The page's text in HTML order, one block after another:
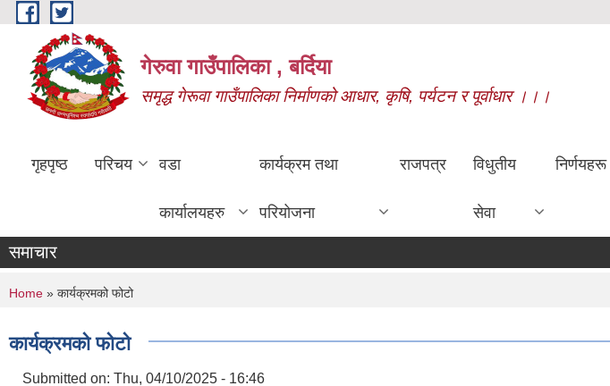
Skip to main content
गेरुवा गाउँपालिका , बर्दिया
समृद्ध गेरूवा गाउँपालिका निर्माणको आधार, कृषि, पर्यटन र पूर्वाधार ।।।
गृहपृष्ठ परिचय वडा
कार्यालयहरु
कार्यक्रम तथा
परियोजना
राजपत्र विधुतीय
सेवा
निर्णयहरू
समाचार
You are here
Home » कार्यक्रमको फोटो
कार्यक्रमको फोटो
Submitted on: Thu, 04/10/2025 - 16:46